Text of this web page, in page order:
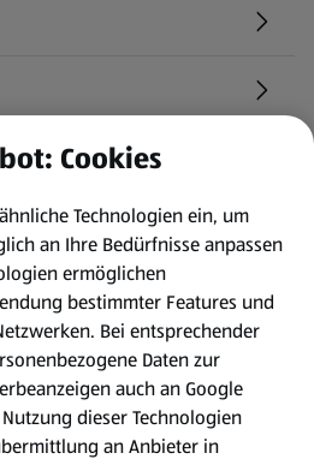
Cookies
Technologien ein, um
an Ihre Bedürfnisse anpassen
ermöglichen
bestimmter Features und
Bei entsprechender
Daten zur
auch an Google
dieser Technologien
an Anbieter in